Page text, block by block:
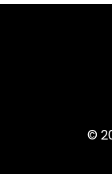
©